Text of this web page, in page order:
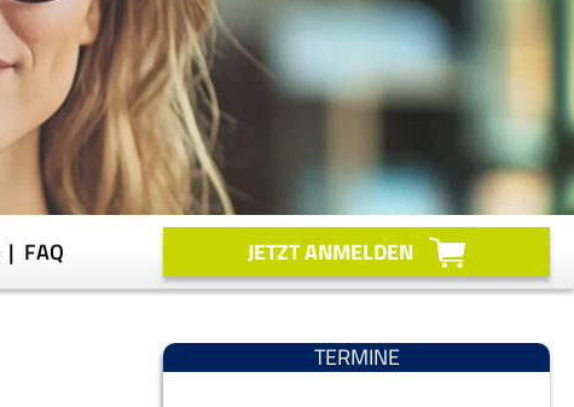
JETZT ANMELDEN
FAQ
TERMINE